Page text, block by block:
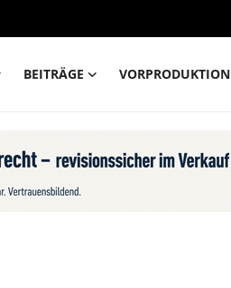
BEITRÄGE VORPRODUKTION